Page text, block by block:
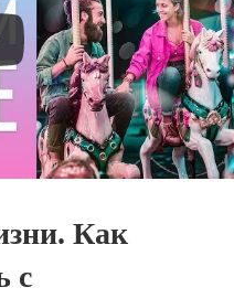
Как
с